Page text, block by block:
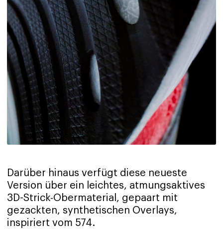
Darüber hinaus verfügt diese neueste
Version über ein leichtes, atmungsaktives
3D-Strick-Obermaterial, gepaart mit
gezackten, synthetischen Overlays,
inspiriert vom 574.